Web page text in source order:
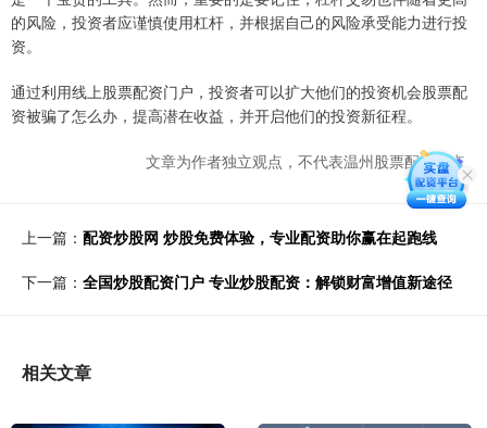
的风险，投资者应谨慎使用杠杆，并根据自己的风险承受能力进行投
资。
通过利用线上股票配资门户，投资者可以扩大他们的投资机会股票配
资被骗了怎么办，提高潜在收益，并开启他们的投资新征程。
文章为作者独立观点，不代表温州股票配资观点
上一篇： 配资炒股网 炒股免费体验，专业配资助你赢在起跑线
下一篇： 全国炒股配资门户 专业炒股配资：解锁财富增值新途径
相关文章